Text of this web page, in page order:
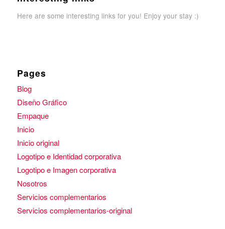
Here are some interesting links for you! Enjoy your stay :)
Pages
Blog
Diseño Gráfico
Empaque
Inicio
Inicio original
Logotipo e Identidad corporativa
Logotipo e Imagen corporativa
Nosotros
Servicios complementarios
Servicios complementarios-original